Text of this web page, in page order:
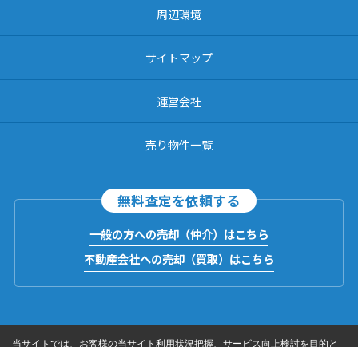
周辺環境
サイトマップ
運営会社
売り物件一覧
無料査定を依頼する
一般の方への売却（仲介）はこちら
不動産会社への売却（買取）はこちら
当サイトでは、お客様の当サイト利用状況把握、サービス向上検討を目的と